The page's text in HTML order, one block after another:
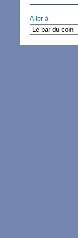
Aller à